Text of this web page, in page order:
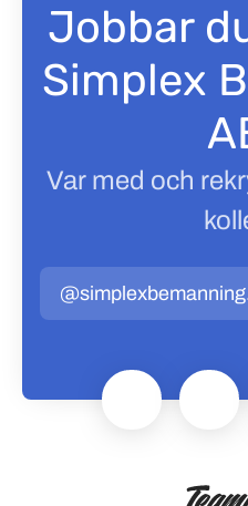
Jobbar
Simplex
Var med och